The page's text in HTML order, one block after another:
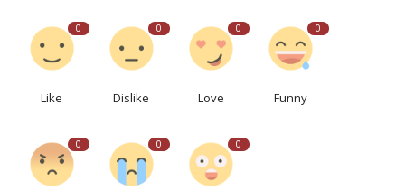
0
Like
0
Dislike
0
Love
0
Funny
0 0 0